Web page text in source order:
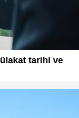
tarihi ve